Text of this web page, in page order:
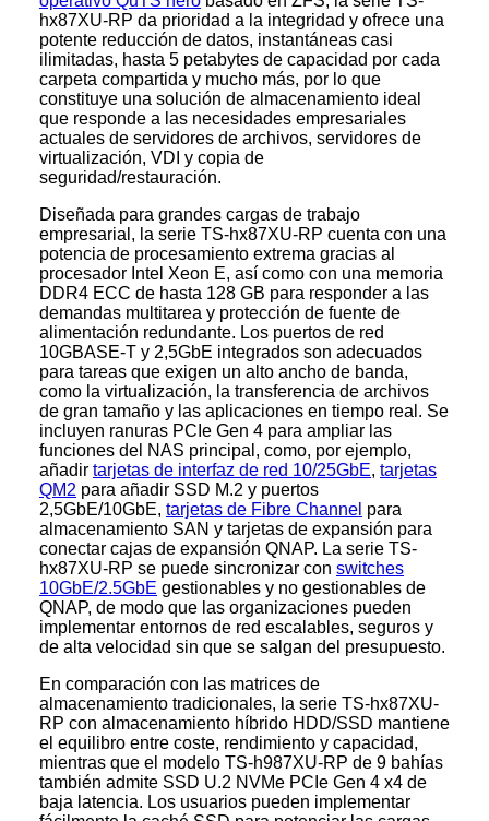
hx87XU-RP da prioridad a la integridad y ofrece una
potente reducción de datos, instantáneas casi
ilimitadas, hasta 5 petabytes de capacidad por cada
carpeta compartida y mucho más, por lo que
constituye una solución de almacenamiento ideal
que responde a las necesidades empresariales
actuales de servidores de archivos, servidores de
virtualización, VDI y copia de
seguridad/restauración.
Diseñada para grandes cargas de trabajo
empresarial, la serie TS-hx87XU-RP cuenta con una
potencia de procesamiento extrema gracias al
procesador Intel Xeon E, así como con una memoria
DDR4 ECC de hasta 128 GB para responder a las
demandas multitarea y protección de fuente de
alimentación redundante. Los puertos de red
10GBASE-T y 2,5GbE integrados son adecuados
para tareas que exigen un alto ancho de banda,
como la virtualización, la transferencia de archivos
de gran tamaño y las aplicaciones en tiempo real. Se
incluyen ranuras PCIe Gen 4 para ampliar las
funciones del NAS principal, como, por ejemplo,
añadir tarjetas de interfaz de red 10/25GbE, tarjetas
QM2 para añadir SSD M.2 y puertos
2,5GbE/10GbE, tarjetas de Fibre Channel para
almacenamiento SAN y tarjetas de expansión para
conectar cajas de expansión QNAP. La serie TS-
hx87XU-RP se puede sincronizar con switches
10GbE/2.5GbE gestionables y no gestionables de
QNAP, de modo que las organizaciones pueden
implementar entornos de red escalables, seguros y
de alta velocidad sin que se salgan del presupuesto.
En comparación con las matrices de
almacenamiento tradicionales, la serie TS-hx87XU-
RP con almacenamiento híbrido HDD/SSD mantiene
el equilibro entre coste, rendimiento y capacidad,
mientras que el modelo TS-h987XU-RP de 9 bahías
también admite SSD U.2 NVMe PCIe Gen 4 x4 de
baja latencia. Los usuarios pueden implementar